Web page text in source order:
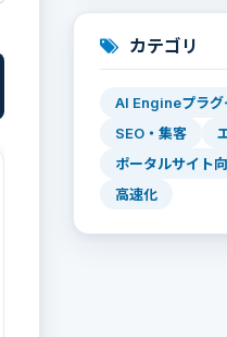
カテゴリ
AI Engineプラグ
SEO・集客
ポータルサイト
高速化